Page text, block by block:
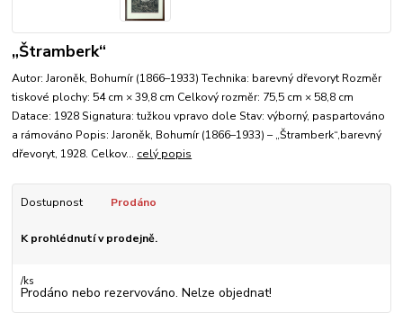
„Štramberk“
Autor: Jaroněk, Bohumír (1866–1933) Technika: barevný dřevoryt Rozměr
tiskové plochy: 54 cm × 39,8 cm Celkový rozměr: 75,5 cm × 58,8 cm
Datace: 1928 Signatura: tužkou vpravo dole Stav: výborný, paspartováno
a rámováno Popis: Jaroněk, Bohumír (1866–1933) – „Štramberk“,barevný
dřevoryt, 1928. Celkov... celý popis
Dostupnost Prodáno
K prohlédnutí v prodejně.
/ks
Prodáno nebo rezervováno. Nelze objednat!